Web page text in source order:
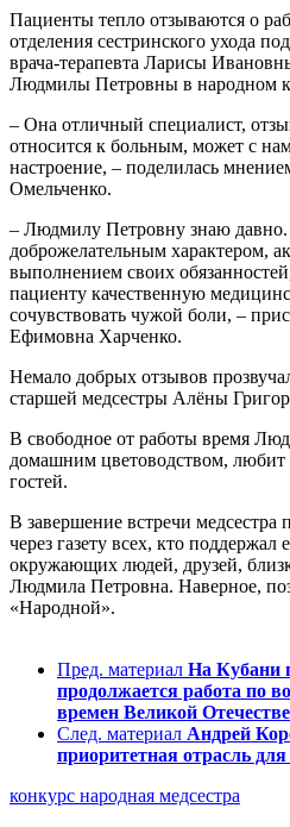
Пациенты тепло отзываются о
отделения сестринского ухода
врача-терапевта Ларисы
Людмилы Петровны в народном
– Она отличный специалист,
относится к больным, может с
настроение, – поделилась
Омельченко.
– Людмилу Петровну знаю давно.
доброжелательным характером,
выполнением своих
пациенту качественную
сочувствовать чужой боли, –
Ефимовна Харченко.
Немало добрых отзывов
старшей медсестры Алёны
В свободное от работы время
домашним цветоводством, любит
гостей.
В завершение встречи медсестра
через газету всех, кто
окружающих людей, друзей,
Людмила Петровна. Наверное,
«Народной».
Пред. материал На Кубани
продолжается работа по
времен Великой
След. материал Андрей
приоритетная отрасль
конкурс народная медсестра